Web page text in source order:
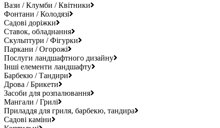
Вази / Клумби / Квітники
Фонтани / Колодязі
Садові доріжки
Ставок, обладнання
Скульптури / Фігурки
Паркани / Огорожі
Послуги ландшафтного дизайну
Інші елементи ландшафту
Барбекю / Тандири
Дрова / Брикети
Засоби для розпалювання
Мангали / Грилі
Приладдя для гриля, барбекю, тандира
Садові каміни